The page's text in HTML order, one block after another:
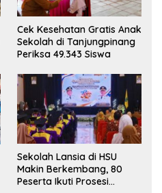
Cek Kesehatan Gratis Anak
Sekolah di Tanjungpinang
Periksa 49.343 Siswa
Sekolah Lansia di HSU
Makin Berkembang, 80
Peserta Ikuti Prosesi